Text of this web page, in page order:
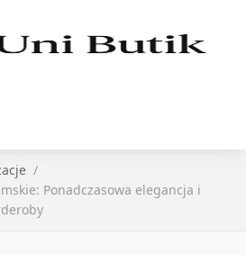
Ponadczasowa elegancja i